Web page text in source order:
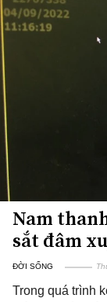
Nam
sắt đâm
ĐỜI SỐNG
Trong quá trình